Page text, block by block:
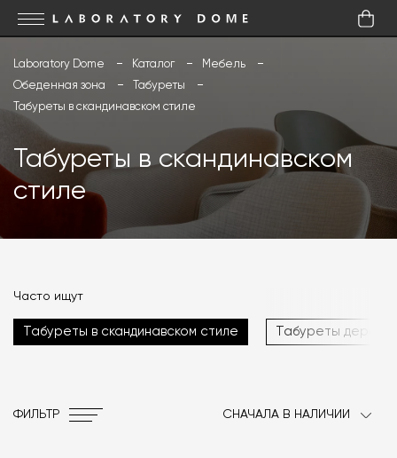
Laboratory Dome Каталог
Мебель
Обеденная зона
Табуреты
Табуреты в скандинавском стиле
Табуреты в скандинавском
стиле
Часто ищут
Табуреты в скандинавском стиле Табуреты
ФИЛЬТР СНАЧАЛА В НАЛИЧИИ